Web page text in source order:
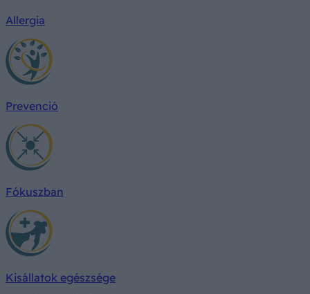
Allergia
Prevenció
Fókuszban
Kisállatok egészsége